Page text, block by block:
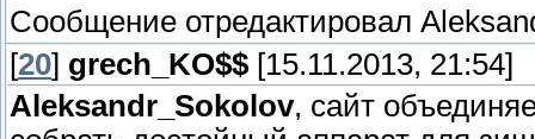
Сообщение отредактировал
[20] grech_KO$$ [15.11.2013, 21:54]
Aleksandr_Sokolov, сайт